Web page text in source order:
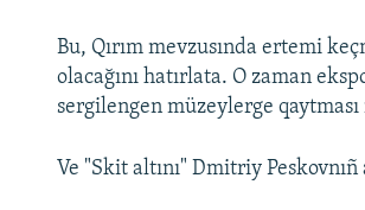
Bu, Qırım mevzusında ertemi
olacağını hatırlata. O zaman
sergilengen müzeylerge
Ve "Skit altını" Dmitriy